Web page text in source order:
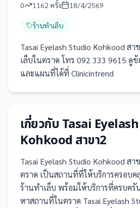
0 1162 ครั้ง 18/4/2569
ร้านทำเล็บ
Tasai Eyelash Studio Kohkood ส
เล็บในตราด โทร 092 333 9615 ดู
และแผนที่ได้ที่ Clinicintrend
เกี่ยวกับ Tasai
Kohkood สาขา2
Tasai Eyelash Studio Kohkood สา
ตราด เป็นสถานที่ที่ให้บริการครอบ
ร้านทำเล็บ พร้อมให้บริการที่ครบครั
หาสถานที่ในตราด Tasai Eyelash